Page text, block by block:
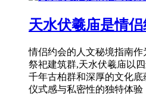
天水伏羲庙是情
情侣约会的人文秘境指南
祭祀建筑群,天水伏羲庙以
千年古柏群和深厚的文化
仪式感与私密性的独特体